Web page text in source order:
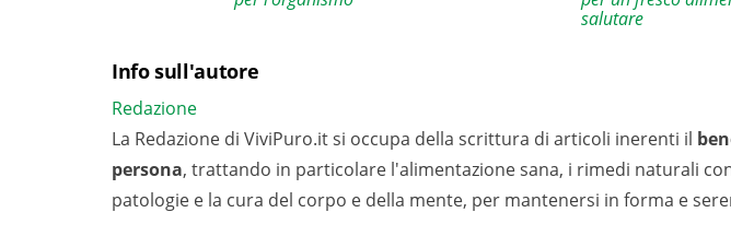
salutare
Info sull'autore
Redazione
La Redazione di ViviPuro.it si occupa della scrittura di articoli inerenti il
persona, trattando in particolare l'alimentazione sana, i rimedi naturali
patologie e la cura del corpo e della mente, per mantenersi in forma e